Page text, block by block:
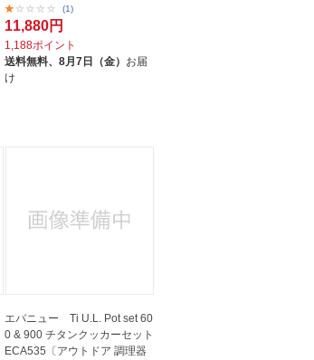
(1)
11,880円
1,188ポイント
送料無料、 8月7日（金） お届
け
エバニュー Ti U.L. Pot set 60
0 & 900 チタンクッカーセット
ECA535〔アウトドア 調理器